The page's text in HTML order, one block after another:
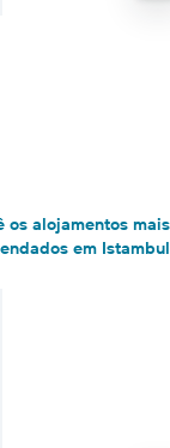
os alojamentos mais
em Istambul